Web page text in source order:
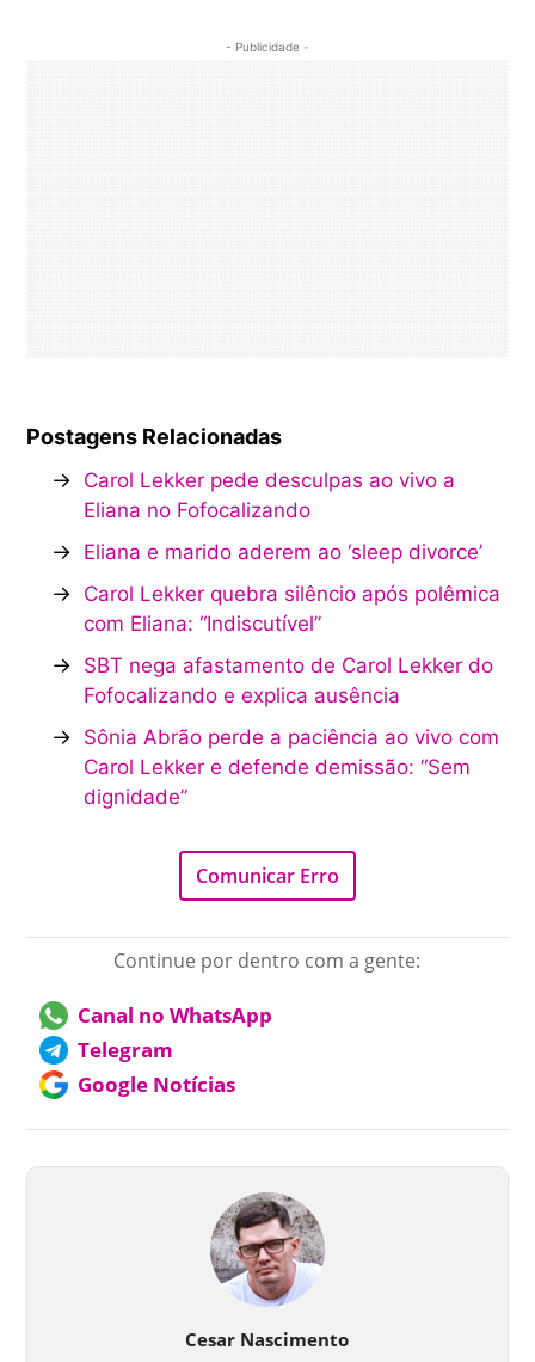
- Publicidade -
Postagens Relacionadas
→ Carol Lekker pede desculpas ao vivo a
Eliana no Fofocalizando
→ Eliana e marido aderem ao ‘sleep divorce’
→ Carol Lekker quebra silêncio após polêmica
com Eliana: “Indiscutível”
→ SBT nega afastamento de Carol Lekker do
Fofocalizando e explica ausência
→ Sônia Abrão perde a paciência ao vivo com
Carol Lekker e defende demissão: “Sem
dignidade”
Comunicar Erro
Continue por dentro com a gente:
Canal no WhatsApp
Telegram
Google Notícias
Cesar Nascimento